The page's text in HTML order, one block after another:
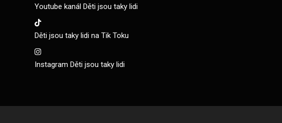
Youtube kanál Děti jsou taky lidi
Děti jsou taky lidi na Tik Toku
Instagram Děti jsou taky lidi